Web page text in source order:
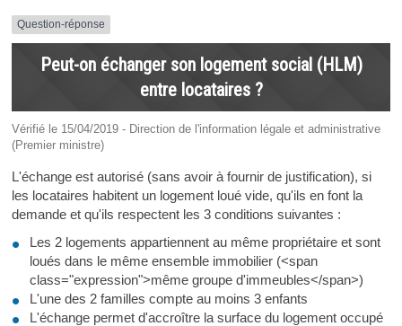
Question-réponse
Peut-on échanger son logement social (HLM)
entre locataires ?
Vérifié le 15/04/2019 - Direction de l'information légale et administrative
(Premier ministre)
L'échange est autorisé (sans avoir à fournir de justification), si
les locataires habitent un logement loué vide, qu'ils en font la
demande et qu'ils respectent les 3 conditions suivantes :
Les 2 logements appartiennent au même propriétaire et sont
loués dans le même ensemble immobilier (<span
class="expression">même groupe d'immeubles</span>)
L'une des 2 familles compte au moins 3 enfants
L'échange permet d'accroître la surface du logement occupé